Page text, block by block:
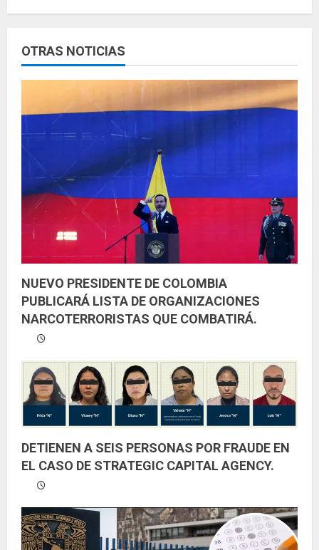
l
e
y
n
o
OTRAS NOTICIAS
NUEVO PRESIDENTE DE COLOMBIA
PUBLICARÁ LISTA DE ORGANIZACIONES
NARCOTERRORISTAS QUE COMBATIRÁ.
DETIENEN A SEIS PERSONAS POR FRAUDE EN
EL CASO DE STRATEGIC CAPITAL AGENCY.